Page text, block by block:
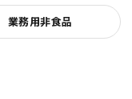
業務用非食品